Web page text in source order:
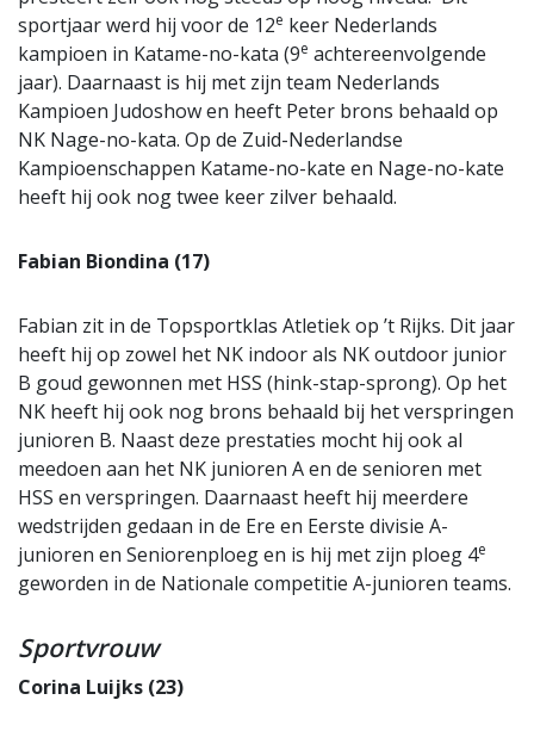
sportjaar werd hij voor de 12e keer Nederlands
kampioen in Katame-no-kata (9e achtereenvolgende
jaar). Daarnaast is hij met zijn team Nederlands
Kampioen Judoshow en heeft Peter brons behaald op
NK Nage-no-kata. Op de Zuid-Nederlandse
Kampioenschappen Katame-no-kate en Nage-no-kate
heeft hij ook nog twee keer zilver behaald.
Fabian Biondina (17)
Fabian zit in de Topsportklas Atletiek op ’t Rijks. Dit jaar
heeft hij op zowel het NK indoor als NK outdoor junior
B goud gewonnen met HSS (hink-stap-sprong). Op het
NK heeft hij ook nog brons behaald bij het verspringen
junioren B. Naast deze prestaties mocht hij ook al
meedoen aan het NK junioren A en de senioren met
HSS en verspringen. Daarnaast heeft hij meerdere
wedstrijden gedaan in de Ere en Eerste divisie A-
junioren en Seniorenploeg en is hij met zijn ploeg 4e
geworden in de Nationale competitie A-junioren teams.
Sportvrouw
Corina Luijks (23)